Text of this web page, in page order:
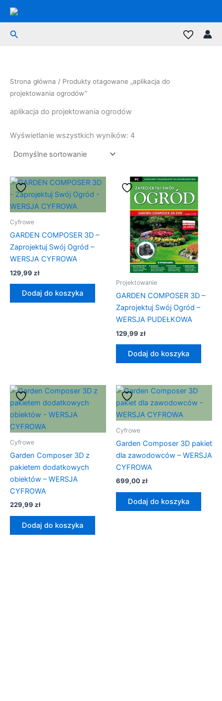
Przejdź
treściSzukaj
Strona główna / Produkty otagowane „aplikacja do
projektowania ogrodów”
aplikacja do projektowania ogrodów
Wyświetlanie wszystkich wyników: 4
Cyfrowe
GARDEN COMPOSER 3D –
Zaprojektuj Swój Ogród –
WERSJA CYFROWA
129,99 zł
Dodaj do koszyka
Projektowanie
GARDEN COMPOSER 3D –
Zaprojektuj Swój Ogród –
WERSJA PUDEŁKOWA
129,99 zł
Dodaj do koszyka
Cyfrowe
Garden Composer 3D z
pakietem dodatkowych
obiektów – WERSJA
CYFROWA
229,99 zł
Dodaj do koszyka
Cyfrowe
Garden Composer 3D pakiet
dla zawodowców – WERSJA
CYFROWA
699,00zł
Dodaj do koszyka